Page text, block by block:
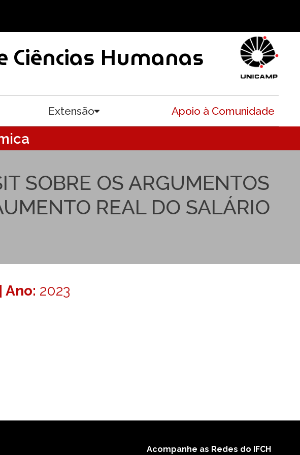
Humanas
Extensão Apoio à Comunidade
SOBRE OS ARGUMENTOS
REAL DO SALÁRIO
| Ano: 2023
Acompanhe as Redes do IFCH